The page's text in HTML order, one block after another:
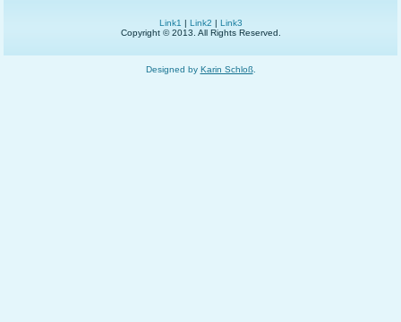
Link1 | Link2 | Link3
Copyright © 2013. All Rights Reserved.
Designed by Karin Schloß.